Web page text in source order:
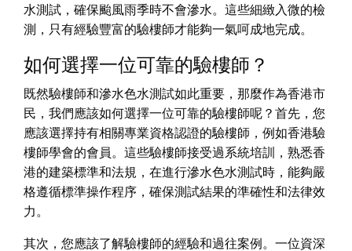
水測試，確保颱風雨季時不會滲水。這些細緻入微的檢
測，只有經驗豐富的驗樓師才能夠一氣呵成地完成。
如何選擇一位可靠的驗樓師？
既然驗樓師和滲水色水測試如此重要，那麼作為香港市
民，我們應該如何選擇一位可靠的驗樓師呢？首先，您
應該選擇持有相關專業資格認證的驗樓師，例如香港驗
樓師學會的會員。這些驗樓師接受過系統培訓，熟悉香
港的建築標準和法規，在進行滲水色水測試時，能夠嚴
格遵循標準操作程序，確保測試結果的準確性和法律效
力。
其次，您應該了解驗樓師的經驗和過往案例。一位資深